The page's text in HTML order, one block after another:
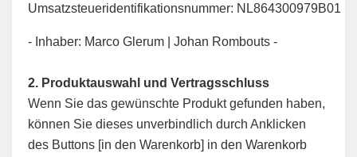
Umsatzsteueridentifikationsnummer: NL864300979B01
- Inhaber: Marco Glerum | Johan Rombouts -
2. Produktauswahl und Vertragsschluss
Wenn Sie das gewünschte Produkt gefunden haben,
können Sie dieses unverbindlich durch Anklicken
des Buttons [in den Warenkorb] in den Warenkorb